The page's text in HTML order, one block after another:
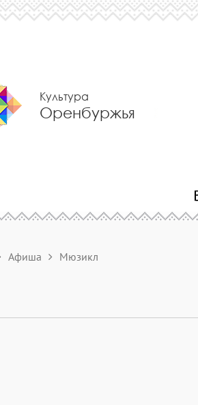
Культура
Оренбуржья
Афиша Мюзикл